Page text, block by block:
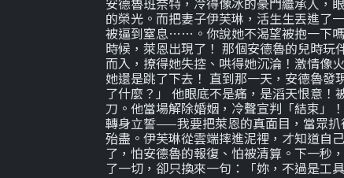
的榮光。而把妻子伊芙琳，活生生丟進了
被逼到窒息……。你說她不渴望被抱一下
時候，萊恩出現了！ 那個安德魯的兒時
而入，撩得她失控、哄得她沉淪！激情像
她還是跳了下去！ 直到那一天，安德魯
了什麼？」 他眼底不是痛，是滔天恨意
刀。他當場解除婚姻，冷聲宣判「結束」
轉身立誓——我要把萊恩的真面目，當眾
殆盡。伊芙琳從雲端摔進泥裡，才知道自
了，怕安德魯的報復、怕被清算。下一秒
了一切，卻只換來一句：「妳，不過是工具